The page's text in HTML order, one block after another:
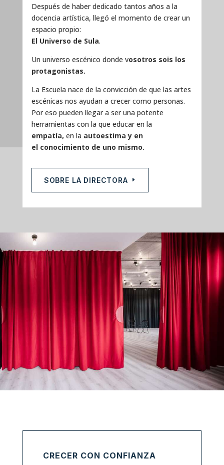
Después de haber dedicado tantos años a la
docencia artística, llegó el momento de crear un
espacio propio:
El Universo de Sula.
Un universo escénico donde vosotros sois los
protagonistas.
La Escuela nace de la convicción de que las artes
escénicas nos ayudan a crecer como personas.
Por eso pueden llegar a ser una potente
herramientas con la que educar en la
empatía, en la autoestima y en
el conocimiento de uno mismo.
SOBRE LA DIRECTORA
CRECER CON CONFIANZA